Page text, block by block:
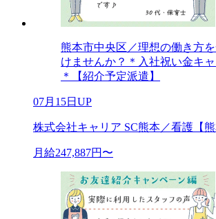
熊本市中央区／理想の働き方
けませんか？＊入社祝い金キ
＊【紹介予定派遣】
07月15日UP
株式会社キャリア SC熊本／看護【熊
月給247,887円〜